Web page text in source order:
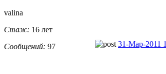
valina
Стаж: 16 лет
Сообщений: 97 31-Мар-2011